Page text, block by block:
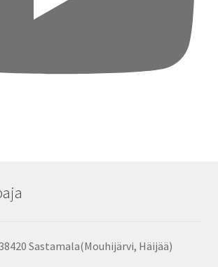
Sastamala(Mouhijärvi, Häijää)